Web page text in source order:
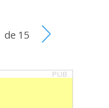
de 15
PUB